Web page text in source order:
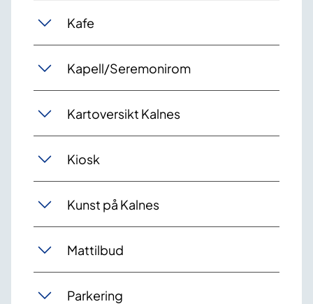
Kafe
Kapell/Seremonirom
Kartoversikt Kalnes
Kiosk
Kunst på Kalnes
Mattilbud
Parkering